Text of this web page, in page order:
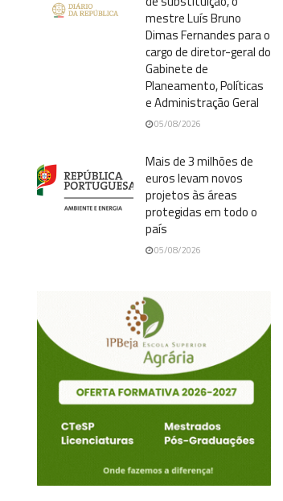
mestre Luís Bruno
Dimas Fernandes para o
cargo de diretor-geral do
Gabinete de
Planeamento, Políticas
e Administração Geral
05/08/2026
Mais de 3 milhões de
euros levam novos
projetos às áreas
protegidas em todo o
país
05/08/2026